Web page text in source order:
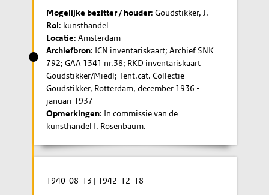
Mogelijke bezitter / houder: Goudstikker, J.
Rol: kunsthandel
Locatie: Amsterdam
Archiefbron: ICN inventariskaart; Archief SNK
792; GAA 1341 nr.38; RKD inventariskaart
Goudstikker/Miedl; Tent.cat. Collectie
Goudstikker, Rotterdam, december 1936 -
januari 1937
Opmerkingen: In commissie van de
kunsthandel I. Rosenbaum.
1940-08-13 | 1942-12-18